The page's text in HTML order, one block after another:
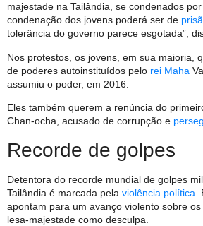
majestade na Tailândia, se condenados
condenação dos jovens poderá ser de
tolerância do governo parece esgotada”,
Nos protestos, os jovens, em sua maioria,
de poderes autoinstituídos pelo rei Maha
assumiu o poder, em 2016.
Eles também querem a renúncia do
Chan-ocha, acusado de corrupção e
Recorde de golpes
Detentora do recorde mundial de golpes
Tailândia é marcada pela violência política
apontam para um avanço violento sobre
lesa-majestade como desculpa.